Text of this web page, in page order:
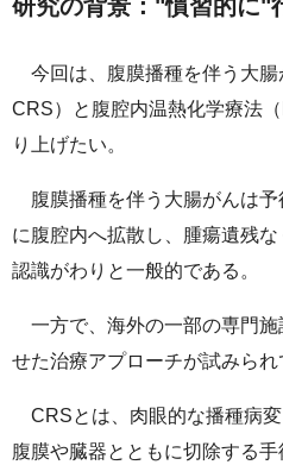
研究の背景："慣習的に"
今回は、腹膜播種を伴う大腸
CRS）と腹腔内温熱化学療法
り上げたい。
腹膜播種を伴う大腸がんは予
に腹腔内へ拡散し、腫瘍遺残
認識がわりと一般的である。
一方で、海外の一部の専門施
せた治療アプローチが試みられ
CRSとは、肉眼的な播種病
腹膜や臓器とともに切除する